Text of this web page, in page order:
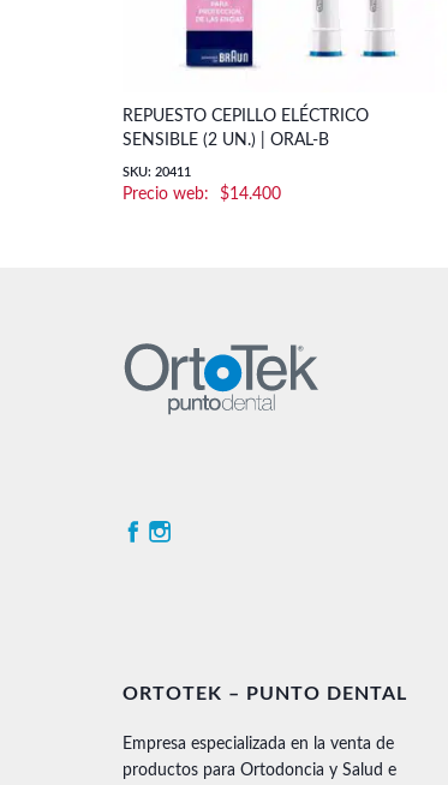
REPUESTO CEPILLO ELÉCTRICO
SENSIBLE (2 UN.) | ORAL-B
SKU: 20411
$14.400
ORTOTEK – PUNTO DENTAL
Empresa especializada en la venta de
productos para Ortodoncia y Salud e